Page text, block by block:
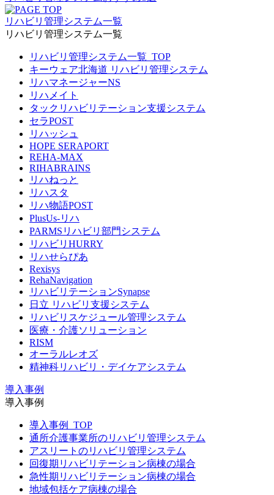
リハビリ管理システム一覧
リハビリ管理システム一覧
リハビリ管理システム一覧_TOP
キーウェア北海道 リハビリ管理システム
リハマネージャーNS
リハメイト
タックリハビリテーション支援システム
セラPOST
リハッシュ
HOPE SERAPORT
REHA-MAX
RIHABRAINS
リハねっと
リハスタ
リハ物語POST
PlusUs-リハ
PARMSリハビリ部門システム
リハビリHURRY
リハせらぴあ
Rexisys
RehaNavigation
リハビリテーションSynapse
日立 リハビリ支援システム
リハビリスケジュール管理システム
医療・介護ソリューション
RISM
オーラルレオズ
精神科リハビリ・デイケアシステム
導入事例
導入事例
導入事例_TOP
通所介護事業所のリハビリ管理システム
アスリートのリハビリ管理システム
回復期リハビリテーション病棟の場合
急性期リハビリテーション病棟の場合
地域包括ケア病棟の場合